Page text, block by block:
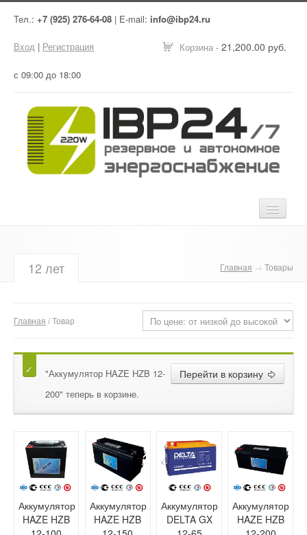
Тел.: +7 (925) 276-64-08 | E-mail: info@ibp24.ru
Корзина - 21,200.00 руб.
Вход | Регистрация
с 09:00 до 18:00
Оборудование
Контакты
12 лет Главная → Товары
Главная / Товар
Перейти в корзину
"Аккумулятор HAZE HZB 12-
200" теперь в корзине.
Аккумулятор
HAZE HZB
Аккумулятор
HAZE HZB
Аккумулятор
DELTA GX
Аккумулятор
HAZE HZB